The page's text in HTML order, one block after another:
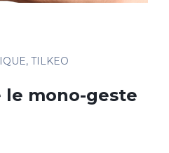
, TILKEO
le mono-geste